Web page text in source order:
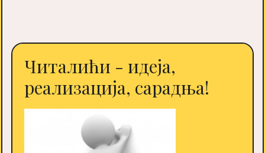
Читалићи - идеја,
реализација, сарадња!